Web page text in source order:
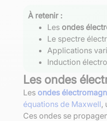
À retenir :
Les ondes
Le spectre
Applications
Induction
Les ondes
Les ondes
équations de Maxwell,
Ces ondes se